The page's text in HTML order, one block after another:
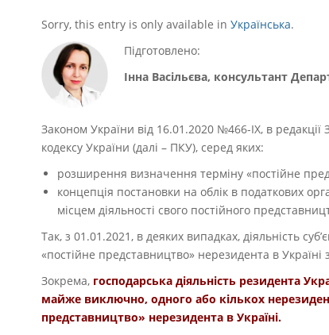
Sorry, this entry is only available in Українська.
Підготовлено:
Інна Васільєва, консультант
Законом України від 16.01.2020 №466-ІХ, в
кодексу України (далі – ПКУ), серед яких:
розширення визначення терміну «постійне
концепція постановки на облік в податкових
місцем діяльності свого постійного
Так, з 01.01.2021, в деяких випадках, діяльність
«постійне представництво» нерезидента в
Зокрема, господарська діяльність резидента
майже виключно, одного або кількох
представництво» нерезидента в Україні.